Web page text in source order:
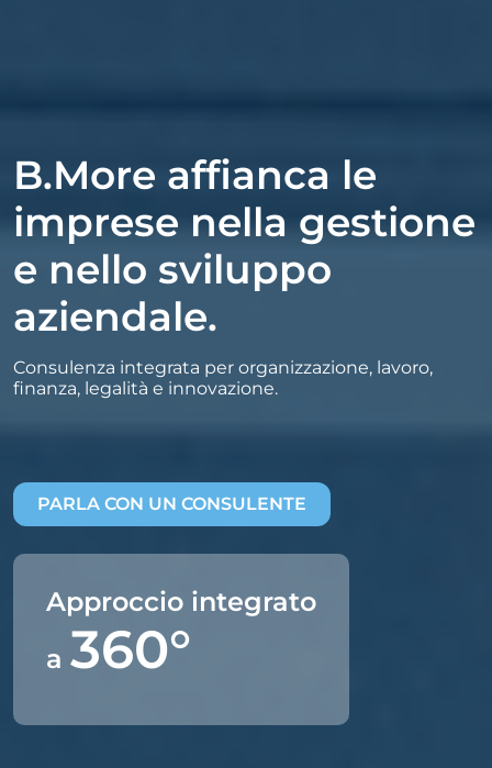
B.More affianca le
imprese nella gestione
e nello sviluppo
aziendale.
Consulenza integrata per organizzazione, lavoro,
finanza, legalità e innovazione.
PARLA CON UN CONSULENTE
Approccio integrato
a 360°